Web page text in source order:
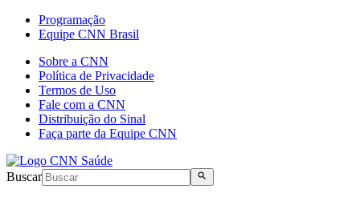
Programação
Equipe CNN Brasil
Sobre a CNN
Política de Privacidade
Termos de Uso
Fale com a CNN
Distribuição do Sinal
Faça parte da Equipe CNN
Buscar